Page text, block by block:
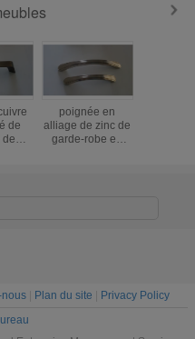
de
de
poignée en
alliage de zinc de
garde-robe en
Plan du site
Privacy Policy